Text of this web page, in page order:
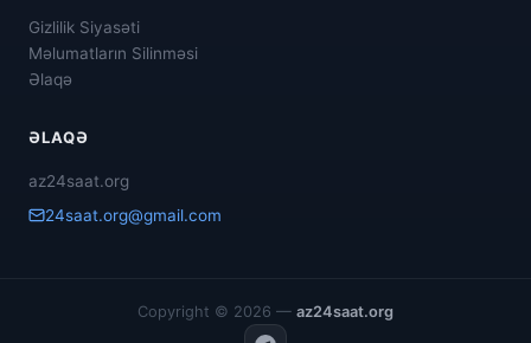
Gizlilik Siyasəti
Məlumatların Silinməsi
Əlaqə
ƏLAQƏ
az24saat.org
24saat.org@gmail.com
Copyright © 2026 — az24saat.org